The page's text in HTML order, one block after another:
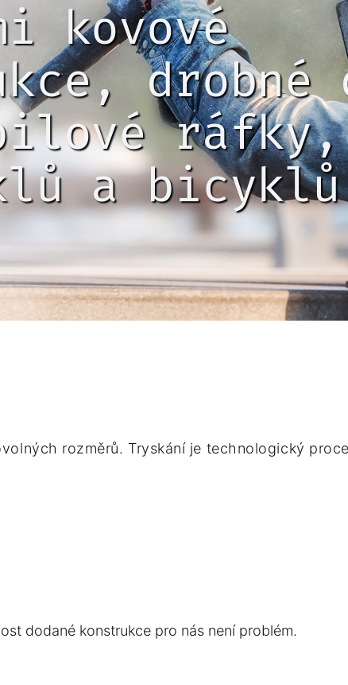
kovové
ráfky,
a
rozměrů. Tryskání je technologický
dodané konstrukce pro nás není problém.